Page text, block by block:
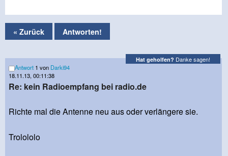
« Zurück Antworten!
Hat geholfen? Danke sagen!
Antwort 1 von Darki94
18.11.13, 00:11:38
Re: kein Radioempfang bei radio.de
Richte mal die Antenne neu aus oder verlängere sie.
Trolololo